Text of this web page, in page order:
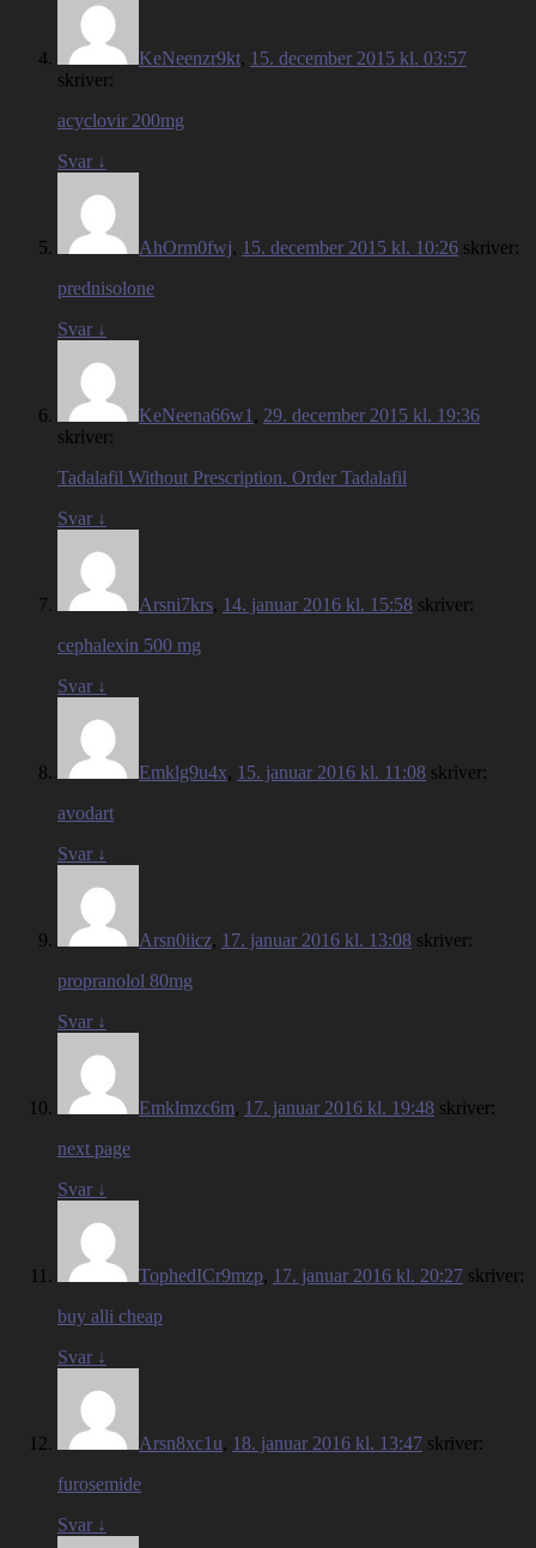
KeNeenzr9kt, 15. december 2015 kl. 03:57
skriver:
acyclovir 200mg
Svar ↓
AhOrm0fwj, 15. december 2015 kl. 10:26 skriver:
prednisolone
Svar ↓
KeNeena66w1 , 29. december 2015 kl. 19:36
skriver:
Tadalafil Without Prescription. Order Tadalafil
Svar ↓
Arsni7krs, 14. januar 2016 kl. 15:58 skriver:
cephalexin 500 mg
Svar ↓
Emklg9u4x, 15. januar 2016 kl. 11:08 skriver:
avodart
Svar ↓
Arsn0iicz, 17. januar 2016 kl. 13:08 skriver:
propranolol 80mg
Svar ↓
Emklmzc6m, 17. januar 2016 kl. 19:48 skriver:
next page
Svar ↓
TophedICr9mzp, 17. januar 2016 kl. 20:27 skriver:
buy alli cheap
Svar ↓
Arsn8xc1u, 18. januar 2016 kl. 13:47 skriver:
furosemide
Svar ↓